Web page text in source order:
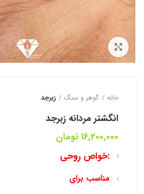
بزرگنمایی تصویر
خانه گوهر و سنگ زبرجد
انگشتر مردانه زبرجد
16,200,000تومان
خواص روحی:
مناسب برای